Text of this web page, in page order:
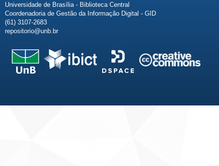
Universidade de Brasília - Biblioteca Central
Coordenadoria de Gestão da Informação Digital - GID
(61) 3107-2683
repositorio@unb.br